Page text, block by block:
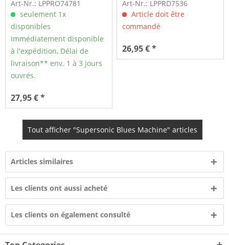
Art-Nr.: LPPRO74781
seulement 1x
disponibles
Immédiatement disponible
à l'expédition, Délai de
livraison** env. 1 à 3 jours
ouvrés.
27,95 € *
Art-Nr.: LPPRD7536
Article doit être
commandé
26,95 € *
Tout afficher "Supersonic Blues Machine" articles
Articles similaires
Les clients ont aussi acheté
Les clients on également consulté